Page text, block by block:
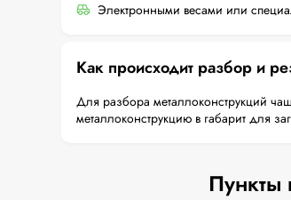
Электронными весами или
Как происходит разбор и
Для разбора металлоконструкций
металлоконструкцию в габарит для
Пункты